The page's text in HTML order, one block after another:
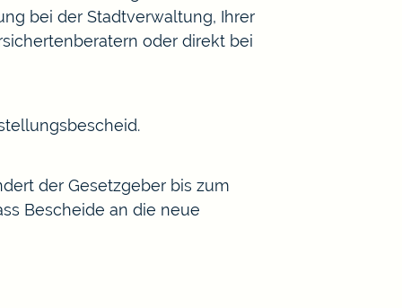
bei der Stadtverwaltung, Ihrer
oder direkt bei
der Gesetzgeber bis zum
Bescheide an die neue